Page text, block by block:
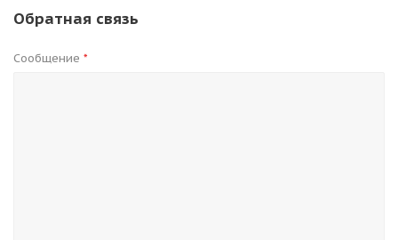
Обратная связь
Сообщение *